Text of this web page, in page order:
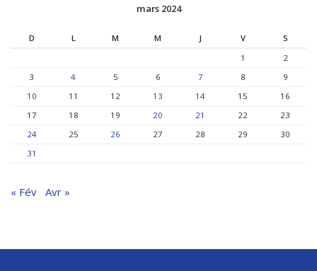
mars 2024
D L M M J V
S
1
2
3
4 5 6 7 8
9
10
11 12 13 14 15
16
17
18 19 20 21 22
23
24
25 26 27 28 29
30
31
« Fév Avr »